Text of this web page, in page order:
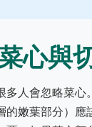
心與
多人會忽略菜心
的嫩葉部分）應